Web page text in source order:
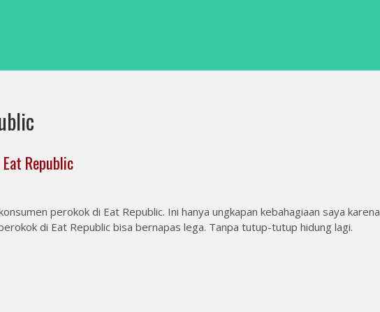
Eat Republic
perokok di Eat Republic. Ini hanya ungkapan kebahagiaan saya karena
di Eat Republic bisa bernapas lega. Tanpa tutup-tutup hidung lagi.